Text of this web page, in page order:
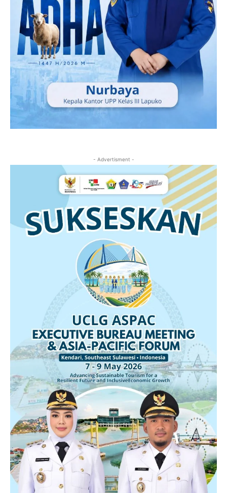
- Advertisment -